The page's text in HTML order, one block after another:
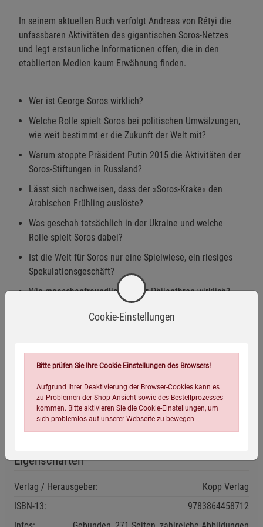
In seinem aktuellen Buch verfolgt Andreas von Rétyi die
unfassbaren Aktivitäten des gigantischen Soros-Netzes
und legt erstaunliche Informationen offen, die in den
etablierten Medien kaum Erwähnung finden.
Wer ist George Soros wirklich?
Welche Rolle spielt Soros bei politischen Umwälzungen,
wie weit bestimmt er die Zukunft der Welt mit?
Warum stoppte Präsident Putin 2015 die Aktivitäten der
Soros-Stiftungen in Russland?
Lässt sich nachweisen, dass der »Soros-Krake« den
Arabischen Frühling auslöste?
Was geschah tatsächlich in der Ukraine und welche
Rolle spielt Soros dabei?
Ist die Welt für Soros nur eine Spielwiese, ein riesiges
Spekulationsgeschäft?
Wie menschenfreundlich ist der Philanthrop wirklich?
Hat Soros seine Finger auch in Syrien im Spiel?
Warum fördert Soros mit Millionensummen die
Migration, anstatt die Ursachen zu bekämpfen?
Soll Europa vernichtet und eine neue Weltordnung
errichtet werden, ganz gleich um welchen Preis?
Eigenschaften
Verlag / Herausgeber:
Kopp Verlag
ISBN-13:
9783864458712
Cookie-Einstellungen
Bitte prüfen Sie Ihre Cookie Einstellungen des Browsers!
Aufgrund Ihrer Deaktivierung der Browser-Cookies kann es
zu Problemen der Shop-Ansicht sowie des Bestellprozesses
kommen. Bitte aktivieren Sie die Cookie-Einstellungen, um
sich problemlos auf unserer Webseite zu bewegen.
Einstellungen speichern für die GruppeEinstellungen speichern für die Gruppe